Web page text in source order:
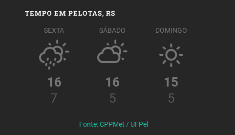
TEMPO EM PELOTAS, RS
SEXTA
16
7
SÁBADO
16
5
DOMINGO
15
5
Fonte: CPPMet / UFPel